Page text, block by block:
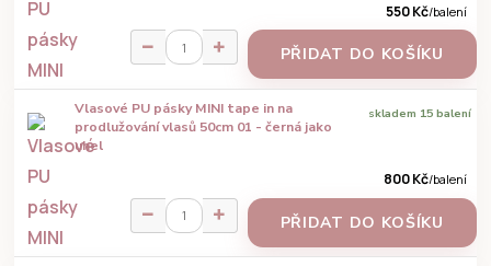
550 Kč/balení
PŘIDAT DO KOŠÍKU
Vlasové PU pásky MINI tape in na
prodlužování vlasů 50cm 01 - černá jako
uhel
800 Kč/balení
skladem 15 balení
PŘIDAT DO KOŠÍKU